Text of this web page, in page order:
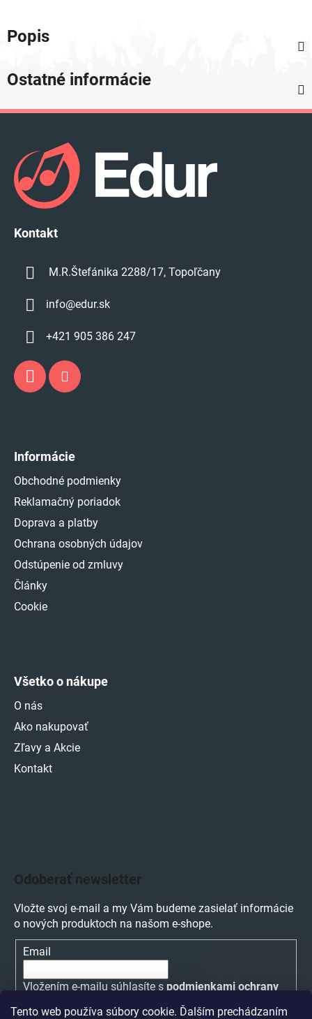
Tento web používa súbory cookie. Ďalším prechádzaním
Popis
Ostatné informácie
Kontakt
M.R.Štefánika 2288/17, Topoľčany
info@edur.sk
+421 905 386 247
Informácie
Obchodné podmienky
Reklamačný poriadok
Doprava a platby
Ochrana osobných údajov
Odstúpenie od zmluvy
Články
Cookie
Všetko o nákupe
O nás
Ako nakupovať
Zľavy a Akcie
Kontakt
Odoberať newsletter
Vložte svoj e-mail a my Vám budeme zasielať informácie
o nových produktoch na našom e-shope.
Email
Vložením e-mailu súhlasíte s podmienkami ochrany